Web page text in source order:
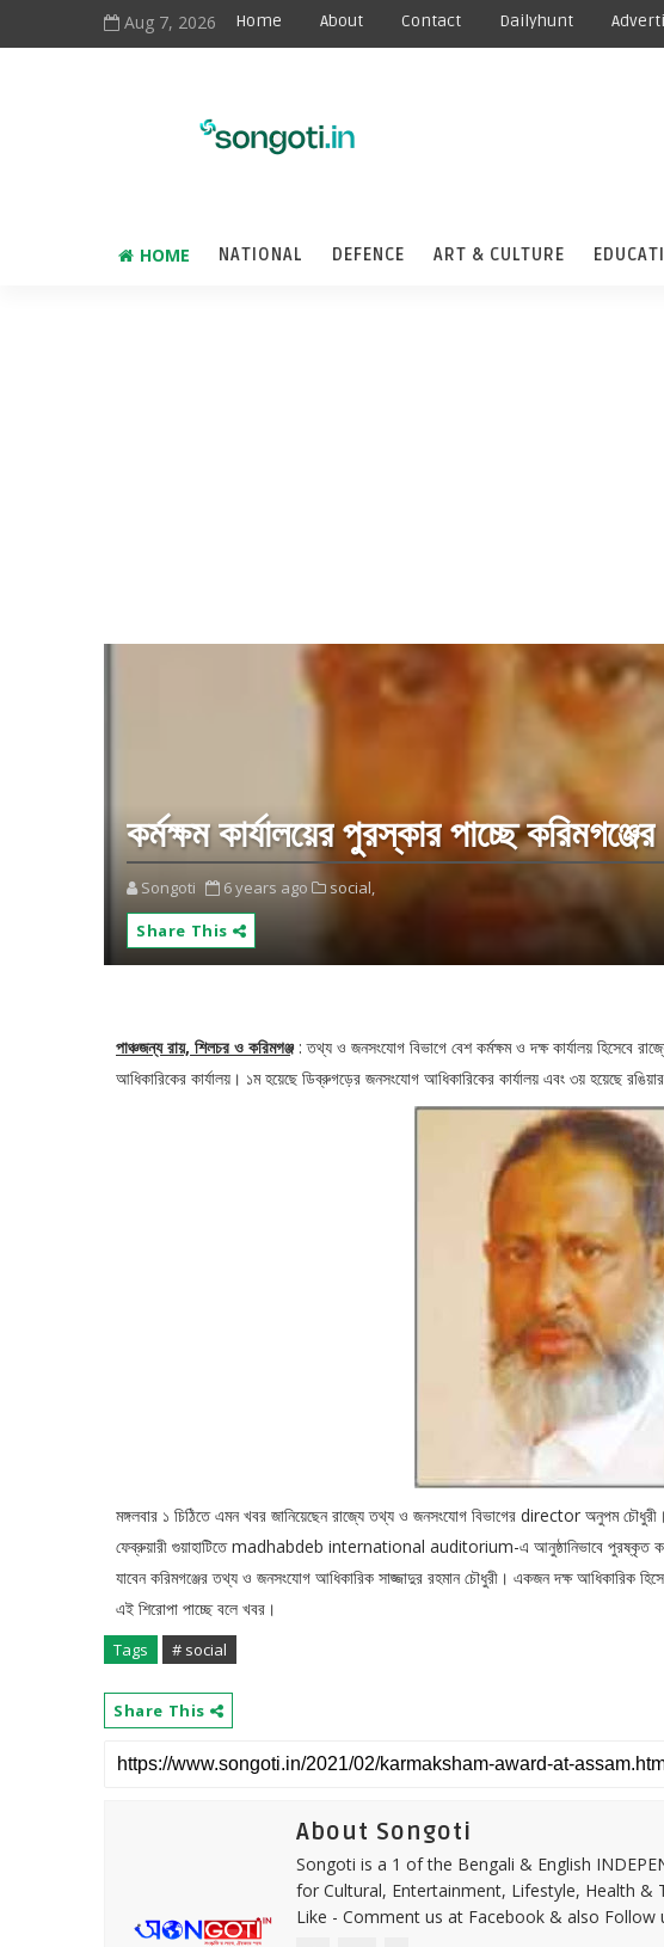
Aug 7, 2026 Home About Contact Dailyhunt
HOME NATIONAL DEFENCE ART & CULTURE
কর্মক্ষম কার্যালয়ের পুরস্কার পাচ্ছে
Songoti 6 years ago
social,
Share This
পাঞ্চজন্য রায়, শিলচর ও করিমগঞ্জ : তথ্য ও জনসংযোগ বিভাগে বেশ কর্মক্ষম ও দক্ষ কার্যালয় হিসেবে
আধিকারিকের কার্যালয়। ১ম হয়েছে ডিব্রুগড়ের জনসংযোগ আধিকারিকের কার্যালয় এবং ৩য় হয়েছে
মঙ্গলবার ১ চিঠিতে এমন খবর জানিয়েছেন রাজ্যে তথ্য ও জনসংযোগ বিভাগের director অনুপম
ফেব্রুয়ারী গুয়াহাটিতে madhabdeb international auditorium-এ আনুষ্ঠানিভাবে পুরষ্কৃত
যাবেন করিমগঞ্জের তথ্য ও জনসংযোগ আধিকারিক সাজ্জাদুর রহমান চৌধুরী। একজন দক্ষ আধিকারিক
এই শিরোপা পাচ্ছে বলে খবর।
Tags # social
Share This
About Songoti
Songoti is a 1 of the Bengali & English
for Cultural, Entertainment, Lifestyle, Health &
Like - Comment us at Facebook & also Follow